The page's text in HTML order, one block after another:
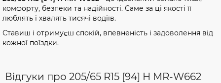
комфорту, безпеки та надійності. Саме за ці якості її
люблять і хвалять тисячі водіїв.
Ставиш і отримуєш спокій, впевненість і задоволення від
кожної поїздки.
Відгуки про 205/65 R15 [94] H MR-W662